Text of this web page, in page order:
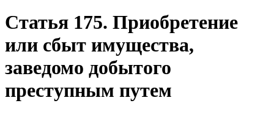
Статья 175. Приобретение
или сбыт имущества,
заведомо добытого
преступным путем